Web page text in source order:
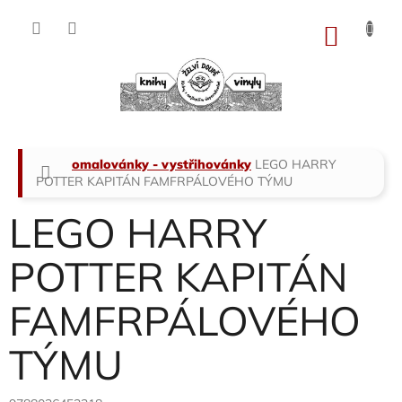
Domů
omalovánky - vystřihovánky LEGO HARRY
POTTER KAPITÁN FAMFRPÁLOVÉHO TÝMU
LEGO HARRY
POTTER KAPITÁN
FAMFRPÁLOVÉHO
TÝMU